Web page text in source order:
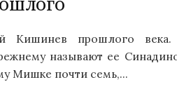
Кишинев прошлого
называют ее
Мишке почти семь,...